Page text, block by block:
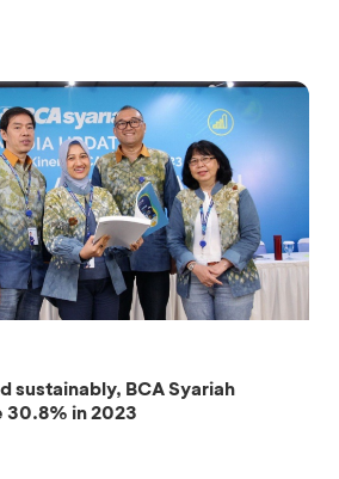
sustainably, BCA Syariah
in 2023